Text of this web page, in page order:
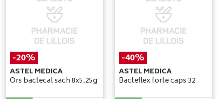
-20%
ASTEL MEDICA
Ors bactecal sach 8x5,25g
-40%
ASTEL MEDICA
Bacteflex forte caps 32